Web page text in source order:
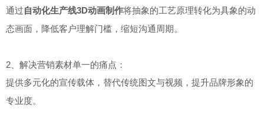
通过自动化生产线3D动画制作将抽象的工艺原理转化为具象的动
态画面，降低客户理解门槛，缩短沟通周期。
2、解决营销素材单一的痛点：
提供多元化的宣传载体，替代传统图文与视频，提升品牌形象的
专业度。